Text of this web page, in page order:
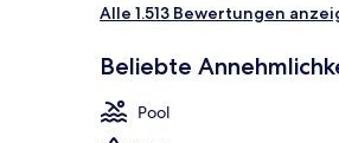
Alle 1.513 Bewertungen
Beliebte
Pool